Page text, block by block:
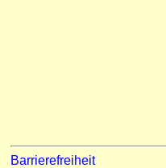
Barrierefreiheit